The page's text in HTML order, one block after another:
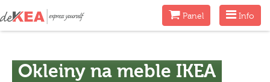
Menu
Info
MenuPanel
Okleiny na meble IKEA